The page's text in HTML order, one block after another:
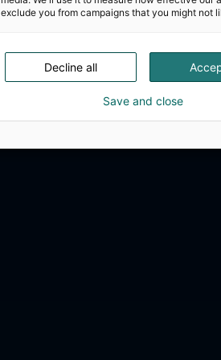
exclude you from campaigns that you might not
Decline all
Save and close